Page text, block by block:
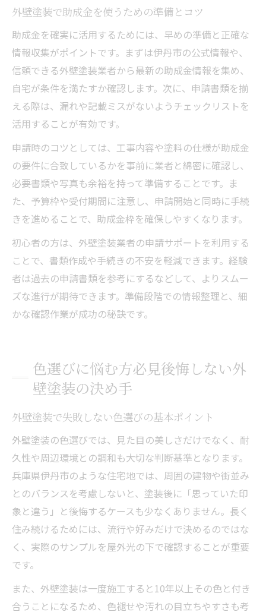
外壁塗装で助成金を使うための準備とコツ
助成金を確実に活用するためには、早めの準備と正確な
情報収集がポイントです。まずは伊丹市の公式情報や、
信頼できる外壁塗装業者から最新の助成金情報を集め、
自宅が条件を満たすか確認します。次に、申請書類を揃
える際は、漏れや記載ミスがないようチェックリストを
活用することが有効です。
申請時のコツとしては、工事内容や塗料の仕様が助成金
の要件に合致しているかを事前に業者と綿密に確認し、
必要書類や写真も余裕を持って準備することです。ま
た、予算枠や受付期間に注意し、申請開始と同時に手続
きを進めることで、助成金枠を確保しやすくなります。
初心者の方は、外壁塗装業者の申請サポートを利用する
ことで、書類作成や手続きの不安を軽減できます。経験
者は過去の申請書類を参考にするなどして、よりスムー
ズな進行が期待できます。準備段階での情報整理と、細
かな確認作業が成功の秘訣です。
色選びに悩む方必見後悔しない外
壁塗装の決め手
外壁塗装で失敗しない色選びの基本ポイント
外壁塗装の色選びでは、見た目の美しさだけでなく、耐
久性や周辺環境との調和も大切な判断基準となります。
兵庫県伊丹市のような住宅地では、周囲の建物や街並み
とのバランスを考慮しないと、塗装後に「思っていた印
象と違う」と後悔するケースも少なくありません。長く
住み続けるためには、流行や好みだけで決めるのではな
く、実際のサンプルを屋外光の下で確認することが重要
です。
また、外壁塗装は一度施工すると10年以上その色と付き
合うことになるため、色褪せや汚れの目立ちやすさも考